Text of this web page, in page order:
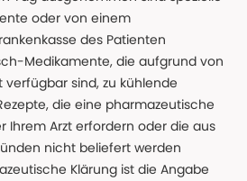
oder von einem
des Patienten
Medikamente, die aufgrund von
sind, zu kühlende
die eine pharmazeutische
Ihrem Arzt erfordern oder die aus
nicht beliefert werden
Klärung ist die Angabe